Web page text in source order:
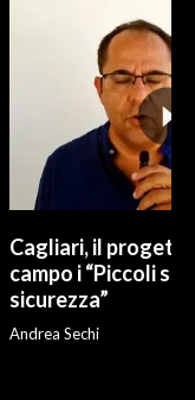
Cagliari, il
campo i “Piccoli
sicurezza”
Andrea Sechi